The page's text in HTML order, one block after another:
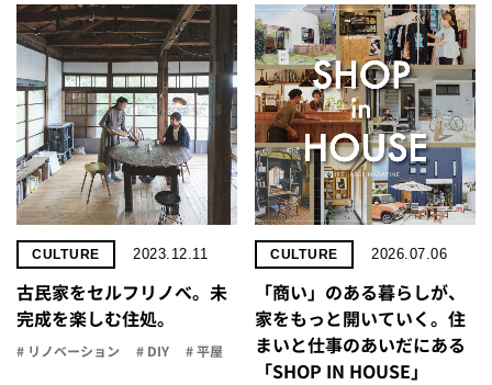
CULTURE 2023.12.11
古民家をセルフリノべ。未
完成を楽しむ住処。
# リノベーション # DIY # 平屋
CULTURE 2026.07.06
「商い」の​ある​暮らしが、​
家を​もっと​開いていく。​住
まいと​仕事の​あいだに​ある​
「SHOP IN HOUSE」